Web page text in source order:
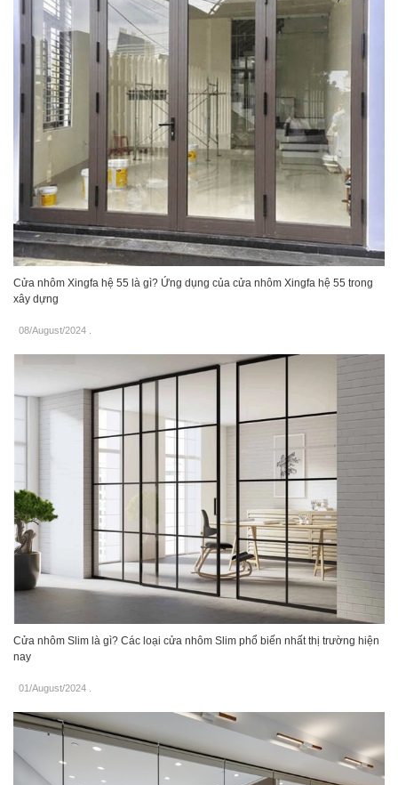
Cửa nhôm Xingfa hệ 55 là gì? Ứng dụng của cửa nhôm Xingfa hệ 55 trong
xây dựng
08/August/2024
Cửa nhôm Slim là gì? Các loại cửa nhôm Slim phổ biến nhất thị trường hiện
nay
01/August/2024